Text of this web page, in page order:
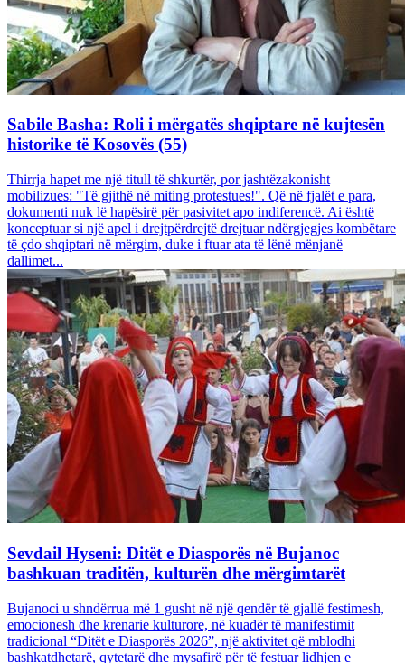
Sabile Basha: Roli i mërgatës shqiptare në kujtesën
historike të Kosovës (55)
Thirrja hapet me një titull të shkurtër, por jashtëzakonisht
mobilizues: "Të gjithë në miting protestues!". Që në fjalët e para,
dokumenti nuk lë hapësirë për pasivitet apo indiferencë. Ai është
konceptuar si një apel i drejtpërdrejtë drejtuar ndërgjegjes kombëtare
të çdo shqiptari në mërgim, duke i ftuar ata të lënë mënjanë
dallimet...
Sevdail Hyseni: Ditët e Diasporës në Bujanoc
bashkuan traditën, kulturën dhe mërgimtarët
Bujanoci u shndërrua më 1 gusht në një qendër të gjallë festimesh,
emocionesh dhe krenarie kulturore, në kuadër të manifestimit
tradicional “Ditët e Diasporës 2026”, një aktivitet që mblodhi
bashkatdhetarë, qytetarë dhe mysafirë për të festuar lidhjen e